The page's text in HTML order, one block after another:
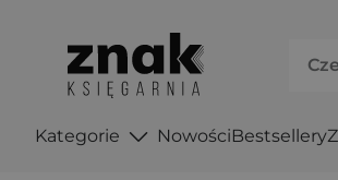
Kategorie NowościBestsellery